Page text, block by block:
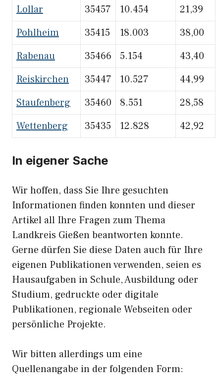
Lollar
35457 10.454
21,39
Pohlheim
35415 18.003
38,00
Rabenau
35466 5.154
43,40
Reiskirchen
35447 10.527
44,99
Staufenberg
35460 8.551
28,58
Wettenberg
35435 12.828 42,92
In eigener Sache
Wir hoffen, dass Sie Ihre gesuchten
Informationen finden konnten und dieser
Artikel all Ihre Fragen zum Thema
Landkreis Gießen beantworten konnte.
Gerne dürfen Sie diese Daten auch für Ihre
eigenen Publikationen verwenden, seien es
Hausaufgaben in Schule, Ausbildung oder
Studium, gedruckte oder digitale
Publikationen, regionale Webseiten oder
persönliche Projekte.
Wir bitten allerdings um eine
Quellenangabe in der folgenden Form: